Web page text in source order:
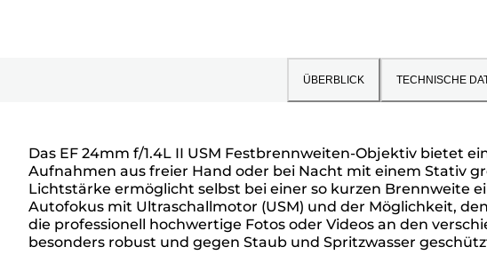
ÜBERBLICK TECHNISCHE
Das EF 24mm f/1.4L II USM Festbrennweiten-Objektiv bietet
Aufnahmen aus freier Hand oder bei Nacht mit einem Stativ
Lichtstärke ermöglicht selbst bei einer so kurzen Brennweite
Autofokus mit Ultraschallmotor (USM) und der Möglichkeit,
die professionell hochwertige Fotos oder Videos an den
besonders robust und gegen Staub und Spritzwasser